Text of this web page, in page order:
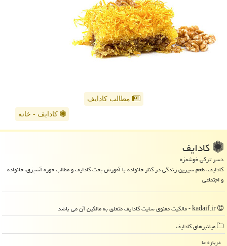
مطالب کادایف
کادایف - خانه
كادایف
دسر ترکی خوشمزه
کادایف، طعم شیرین زندگی در کنار خانواده با آموزش پخت کادایف و مطالب حوزه آشپزی، خانواده
و اجتماعی
میانبرهای كادایف
درباره ما